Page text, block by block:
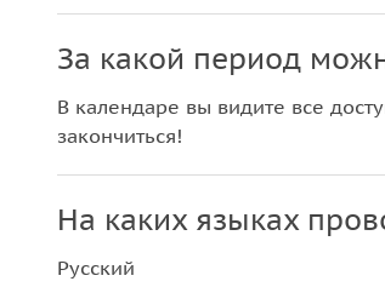
Чаепитие в ресторане
десерт от шеф-кондитера на
напиток чай/кофе/бокал
За какой период
В календаре вы видите все
закончиться!
На каких языках
Русский